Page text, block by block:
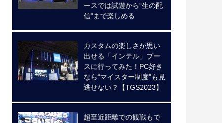
ースでは試遊から“生の配
信”まで楽しめる
カスタムの楽しさが思い
出せる「インテル」ブー
スに行ってみた！PC好き
なら“マイスター制度”も見
逃せない？【TGS2023】
超至近距離での観戦もで